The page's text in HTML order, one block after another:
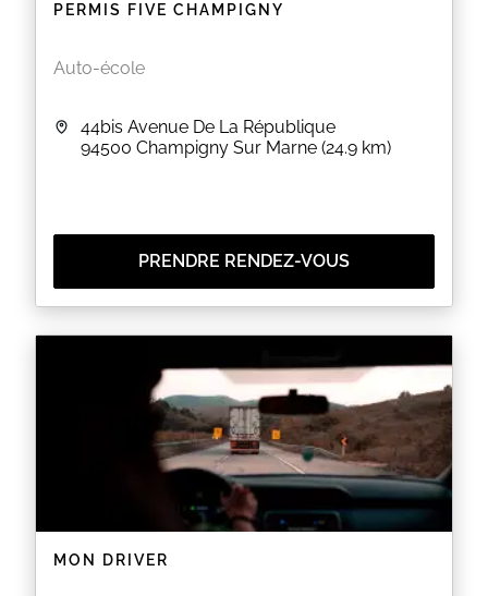
PERMIS FIVE CHAMPIGNY
Auto-école
44bis Avenue De La République
94500 Champigny Sur Marne (24.9 km)
PRENDRE RENDEZ-VOUS
MON DRIVER